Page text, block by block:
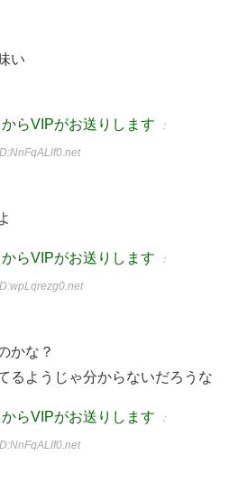
い
らVIPがお送りします ：
らVIPがお送りします ：
かな？
るようじゃ分からないだろうな
らVIPがお送りします ：